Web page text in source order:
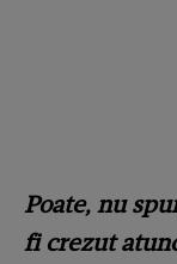
Poate, nu
fi crezut